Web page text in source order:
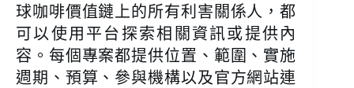
球咖啡價值鏈上的所有利害關係人，都
可以使用平台探索相關資訊或提供內
容。每個專案都提供位置、範圍、實施
週期、預算、參與機構以及官方網站連